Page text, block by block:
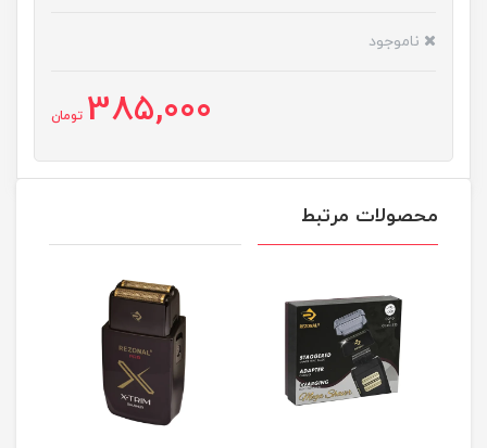
ناموجود
385,000 تومان
محصولات مرتبط